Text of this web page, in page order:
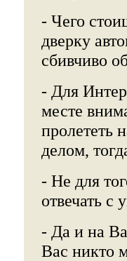
- Чего
дверку
сбивчиво
- Для
месте
пролететь
делом,
- Не для
отвечать с
- Да и на
Вас никто